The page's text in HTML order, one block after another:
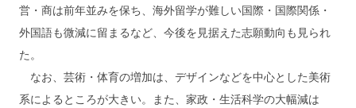
営・商は前年並みを保ち、海外留学が難しい国際・国際関係・
外国語も微減に留まるなど、今後を見据えた志願動向も見られ
た。
なお、芸術・体育の増加は、デザインなどを中心とした美術
系によるところが大きい。また、家政・生活科学の大幅減は